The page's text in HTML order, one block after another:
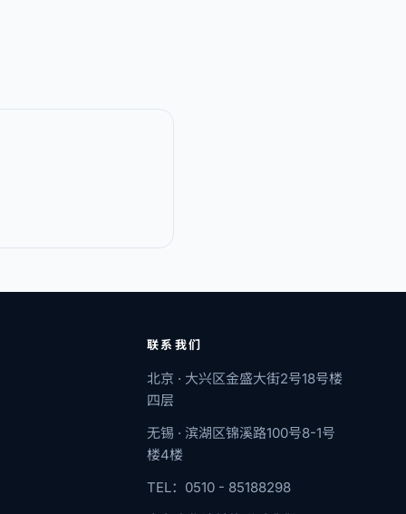
联系我们
北京 · 大兴区金盛大街2号18号楼
四层
无锡 · 滨湖区锦溪路100号8-1号
楼4楼
TEL：0510 - 85188298